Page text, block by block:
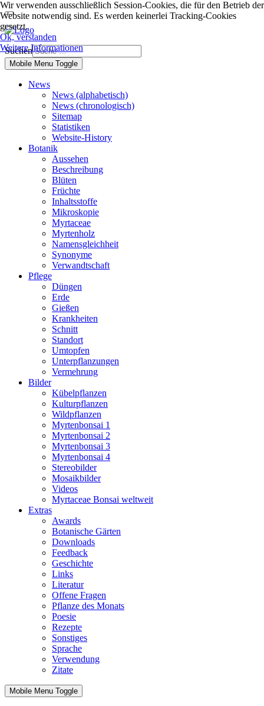
Suchen
Mobile Menu Toggle
News
News (alphabetisch)
News (chronologisch)
Sitemap
Statistiken
Website-History
Botanik
Aussehen
Beschreibung
Blüten
Früchte
Inhaltsstoffe
Mikroskopie
Myrtaceae
Myrtenholz
Namensgleichheit
Synonyme
Verwandtschaft
Pflege
Düngen
Erde
Gießen
Krankheiten
Schnitt
Standort
Umtopfen
Unterpflanzungen
Vermehrung
Bilder
Kübelpflanzen
Kulturpflanzen
Wildpflanzen
Myrtenbonsai 1
Myrtenbonsai 2
Myrtenbonsai 3
Myrtenbonsai 4
Stereobilder
Mosaikbilder
Videos
Myrtaceae Bonsai weltweit
Extras
Awards
Botanische Gärten
Downloads
Feedback
Geschichte
Links
Literatur
Offene Fragen
Pflanze des Monats
Poesie
Rezepte
Sonstiges
Sprache
Verwendung
Zitate
Mobile Menu Toggle
Wir verwenden ausschließlich Session-Cookies, die für den Betrieb der
Website notwendig sind. Es werden keinerlei Tracking-Cookies
gesetzt.
Ok, verstanden
Weitere Informationen